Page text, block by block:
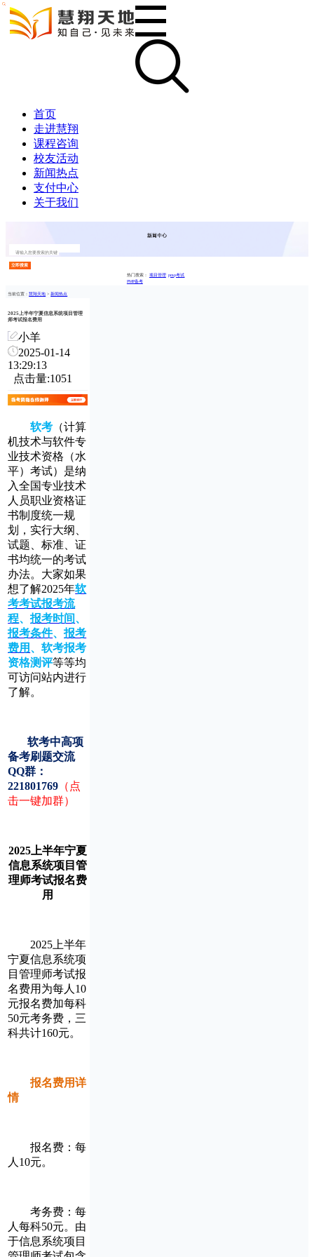
首页
走进慧翔
课程咨询
校友活动
新闻热点
支付中心
关于我们
立即搜索
热门搜索： 项目管理 pmp考试
PMP备考
当前位置：慧翔天地 >新闻热点
2025上半年宁夏信息系统项目管理
师考试报名费用
小羊
2025-01-14
13:29:13
点击量:1051
软考 （计算
机技术与软件专
业技术资格（水
平）考试）是纳
入全国专业技术
人员职业资格证
书制度统一规
划，实行大纲、
试题、标准、证
书均统一的考试
办法。大家如果
想了解2025年软
考考试报考流
程、报考时间、
报考条件、报考
费用 、软考报考
资格测评等等均
可访问站内进行
了解。
软考中高项
备考刷题交流
QQ群：
221801769 （点
击一键加群）
2025上半年宁夏
信息系统项目管
理师考试报名费
用
‌2025上半年
宁夏信息系统项
目管理师考试报
名费用为每人10
元报名费加每科
50元考务费，三
科共计160元‌。
报名费用详
情
‌报名费‌：‌每
人10元‌‌。
‌考务费‌：‌每
人每科50元‌‌。由
于信息系统项目